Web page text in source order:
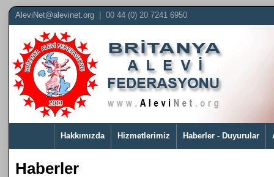
AleviNet@alevinet.org | 00 44 (0) 20 7241 6950
Hakkımızda Hizmetlerimiz Haberler - Duyurular
Haberler